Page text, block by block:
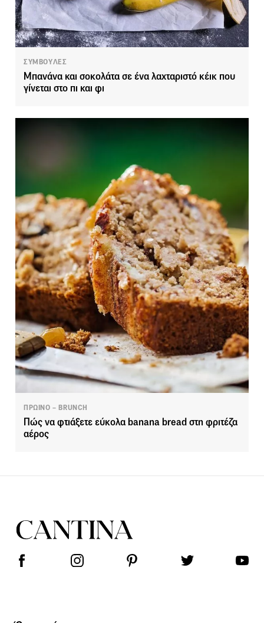
ΣΥΜΒΟΥΛΕΣ
Μπανάνα και σοκολάτα σε ένα λαχταριστό κέικ που
γίνεται στο πι και φι
ΠΡΩΙΝΟ – BRUNCH
Πώς να φτιάξετε εύκολα banana bread στη φριτέζα
αέρος